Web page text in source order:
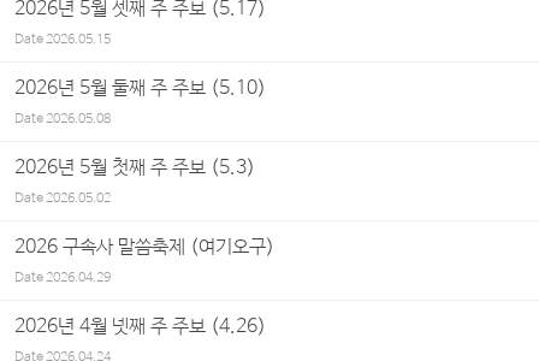
2026년 5월 셋째 주 주보 (5.17)
Date2026.05.15
2026년 5월 둘째 주 주보 (5.10)
Date2026.05.08
2026년 5월 첫째 주 주보 (5.3)
Date2026.05.02
2026 구속사 말씀축제 (여기오구)
Date2026.04.29
2026년 4월 넷째 주 주보 (4.26)
Date2026.04.24